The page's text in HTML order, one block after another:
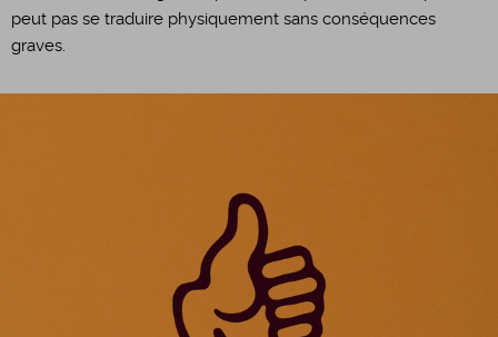
peut pas se traduire physiquement sans conséquences
graves.